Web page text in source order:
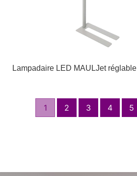
Lampadaire LED MAULJet réglable
1 2 3 4 5